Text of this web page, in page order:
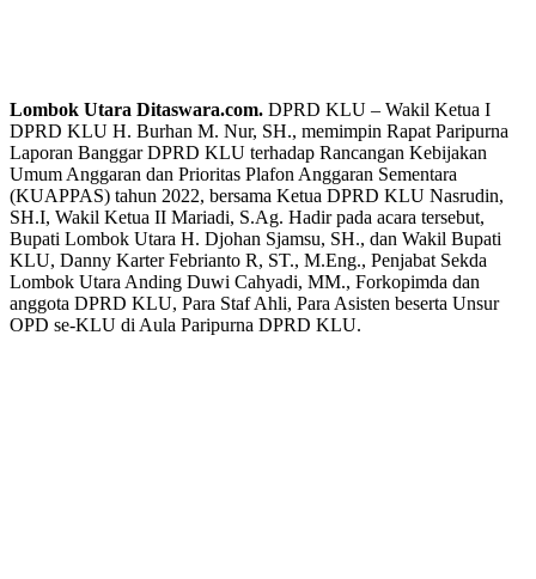
Lombok Utara Ditaswara.com. DPRD KLU – Wakil Ketua I
DPRD KLU H. Burhan M. Nur, SH., memimpin Rapat Paripurna
Laporan Banggar DPRD KLU terhadap Rancangan Kebijakan
Umum Anggaran dan Prioritas Plafon Anggaran Sementara
(KUAPPAS) tahun 2022, bersama Ketua DPRD KLU Nasrudin,
SH.I, Wakil Ketua II Mariadi, S.Ag. Hadir pada acara tersebut,
Bupati Lombok Utara H. Djohan Sjamsu, SH., dan Wakil Bupati
KLU, Danny Karter Febrianto R, ST., M.Eng., Penjabat Sekda
Lombok Utara Anding Duwi Cahyadi, MM., Forkopimda dan
anggota DPRD KLU, Para Staf Ahli, Para Asisten beserta Unsur
OPD se-KLU di Aula Paripurna DPRD KLU.